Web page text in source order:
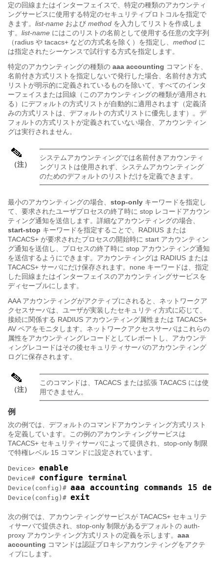
定の回線またはインターフェイスで、特定の種類のアカウンティ
ングサービスに使用する特定のセキュリティプロトコルを指定で
きます。 list-name および method を入力してリストを作成しま
す。 list-name にはこのリストの名前として使用する任意の文字列
（radius や tacacs+ などの方式名を除く）を指定し、 method に
は指定されたシーケンスで試行する方式を指定します。
特定のアカウンティングの種類の aaa accounting コマンドを、
名前付き方式リストを指定しないで発行した場合、名前付き方式
リストが明示的に定義されているものを除いて、すべてのインタ
ーフェイスまたは回線（このアカウンティングの種類が適用され
る）にデフォルトの方式リストが自動的に適用されます（定義済
みの方式リストは、デフォルトの方式リストに優先します）。デ
フォルトの方式リストが定義されていない場合、アカウンティン
グは実行されません。
（注）
システムアカウンティングでは名前付きアカウンティ
ングリストは使用されず、システムアカウンティング
のためのデフォルトのリストだけを定義できます。
最小のアカウンティングの場合、 stop-only キーワードを指定し
て、要求されたユーザプロセスの終了時に stop レコードアカウン
ティング通知を送信します。詳細なアカウンティングの場合、
start-stop キーワードを指定することで、RADIUS または
TACACS+ が要求されたプロセスの開始時に start アカウンティン
グ通知を送信し、プロセスの終了時に stop アカウンティング通知
を送信するようにできます。アカウンティングは RADIUS または
TACACS+ サーバにだけ保存されます。none キーワードは、指定
した回線またはインターフェイスのアカウンティングサービスを
ディセーブルにします。
AAA アカウンティングがアクティブにされると、ネットワークア
クセスサーバは、ユーザが実装したセキュリティ方式に応じて、
接続に関係する RADIUS アカウンティング属性または TACACS+
AV ペアをモニタします。ネットワークアクセスサーバはこれらの
属性をアカウンティングレコードとしてレポートし、アカウンテ
ィングレコードはその後セキュリティサーバのアカウンティング
ログに保存されます。
（注）
このコマンドは、TACACS または拡張 TACACS には使
用できません。
例
次の例では、デフォルトのコマンドアカウンティング方式リスト
を定義しています。この例のアカウンティングサービスは
TACACS+ セキュリティサーバによって提供され、stop-only 制限
で特権レベル 15 コマンドに設定されています。
Device> enable
Device# configure terminal
Device(config)# aaa accounting commands 15
Device(config)# exit
次の例では、アカウンティングサービスが TACACS+ セキュリテ
ィサーバで提供され、stop-only 制限があるデフォルトの auth-
proxy アカウンティング方式リストの定義を示します。 aaa
accounting コマンドは認証プロキシアカウンティングをアクテ
ィブにします。